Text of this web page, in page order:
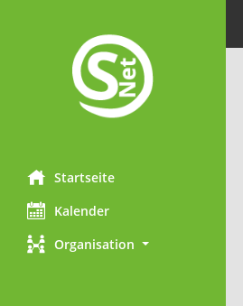
Startseite
Kalender
Organisation